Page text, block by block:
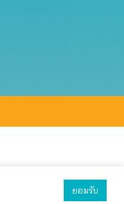
ยอมรับ